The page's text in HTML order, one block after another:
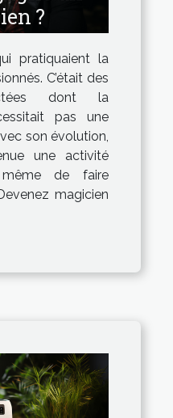
?
pratiquaient la
C’était des
dont la
pas une
son évolution,
une activité
de faire
magicien